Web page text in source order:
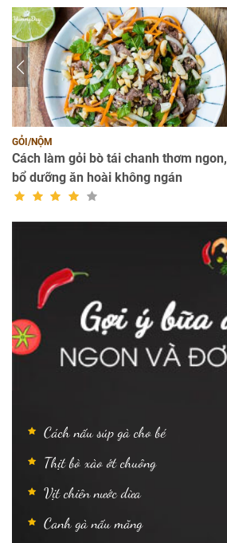
GỎI/NỘM
Cách làm gỏi bò tái chanh thơm ngon,
bổ dưỡng ăn hoài không ngán
Cách nấu súp gà cho bé
Thịt bò xào ớt chuông
Vịt chiên nước dừa
Canh gà nấu măng